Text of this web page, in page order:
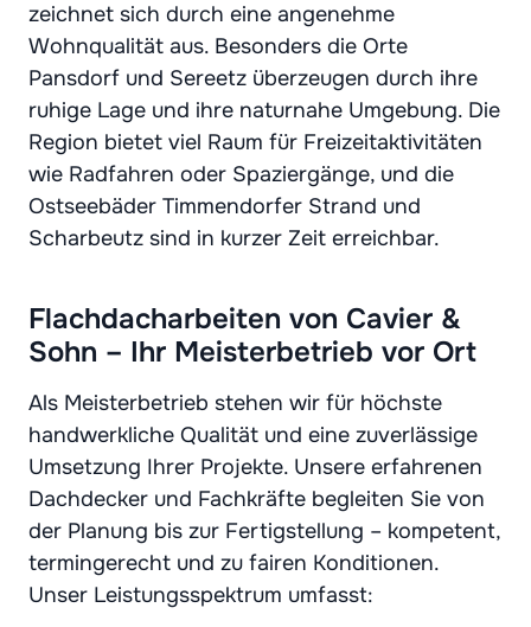
zeichnet sich durch eine angenehme
Wohnqualität aus. Besonders die Orte
Pansdorf und Sereetz überzeugen durch ihre
ruhige Lage und ihre naturnahe Umgebung. Die
Region bietet viel Raum für Freizeitaktivitäten
wie Radfahren oder Spaziergänge, und die
Ostseebäder Timmendorfer Strand und
Scharbeutz sind in kurzer Zeit erreichbar.
Flachdacharbeiten von Cavier &
Sohn – Ihr Meisterbetrieb vor Ort
Als Meisterbetrieb stehen wir für höchste
handwerkliche Qualität und eine zuverlässige
Umsetzung Ihrer Projekte. Unsere erfahrenen
Dachdecker und Fachkräfte begleiten Sie von
der Planung bis zur Fertigstellung – kompetent,
termingerecht und zu fairen Konditionen.
Unser Leistungsspektrum umfasst: